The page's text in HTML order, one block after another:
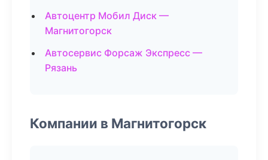
Автоцентр Мобил Диск —
Магнитогорск
Автосервис Форсаж Экспресс —
Рязань
Компании в Магнитогорск